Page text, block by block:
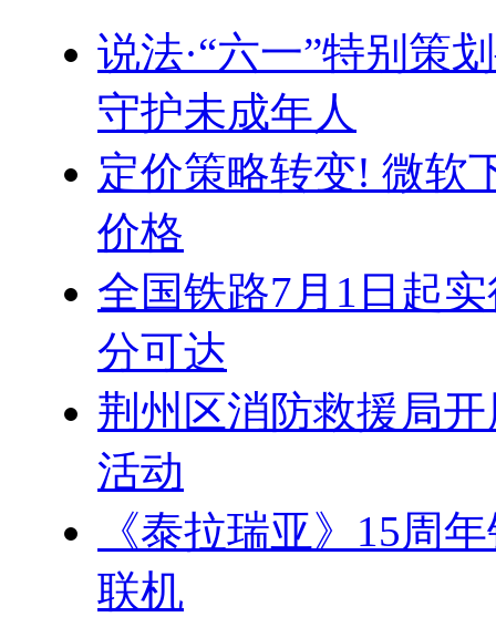
说法·“六一”特别
守护未成年人
定价策略转变! 微软
价格
全国铁路7月1日起
分可达
荆州区消防救援局开
活动
《泰拉瑞亚》15周
联机